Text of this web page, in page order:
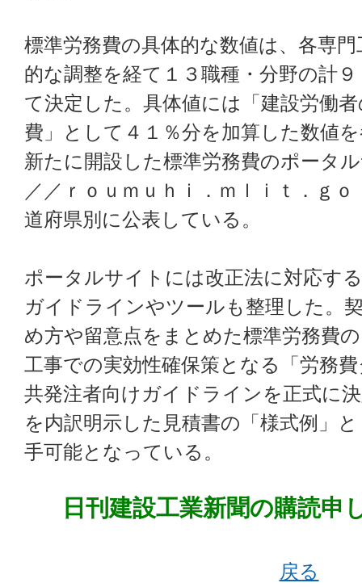
標準労務費の具体的な数値は、各専
的な調整を経て１３職種・分野の計
て決定した。具体値には「建設労働
費」として４１％分を加算した数値
新たに開設した標準労務費のポータ
／／ｒｏｕｍｕｈｉ．ｍｌｉｔ．ｇ
道府県別に公表している。
ポータルサイトには改正法に対応す
ガイドラインやツールも整理した。
め方や留意点をまとめた標準労務費
工事での実効性確保策となる「労務
共発注者向けガイドラインを正式に
を内訳明示した見積書の「様式例」
手可能となっている。
日刊建設工業新聞の購読申
戻る